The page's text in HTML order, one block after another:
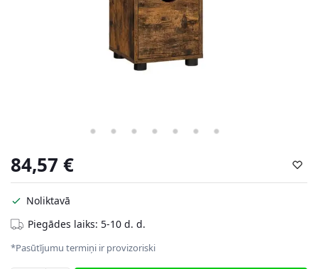
84,57 €
Noliktavā
Piegādes laiks: 5-10 d. d.
*Pasūtījumu termiņi ir provizoriski